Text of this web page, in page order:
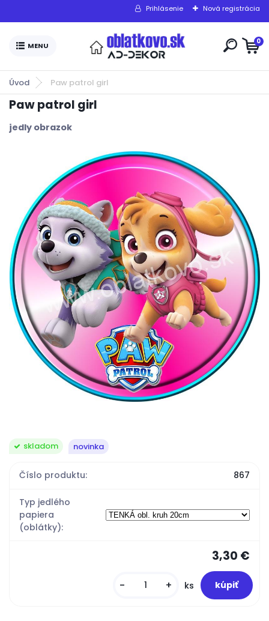
Prihlásenie Nová registrácia
0
Úvod Paw patrol girl
Paw patrol girl
jedly obrazok
skladom novinka
Číslo produktu: 867
Typ jedlého
papiera
(oblátky):
3,30 €
- + ks